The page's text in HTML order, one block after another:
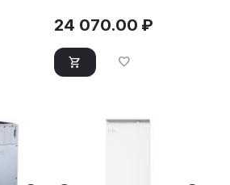
24 070.00 ₽